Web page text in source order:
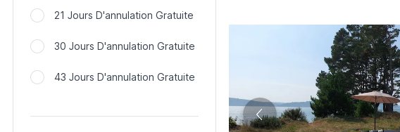
21 Jours D'annulation Gratuite
30 Jours D'annulation Gratuite
43 Jours D'annulation Gratuite